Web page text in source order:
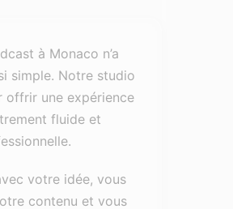
à Monaco n’a
simple. Notre studio
offrir une expérience
fluide et
votre idée, vous
contenu et vous